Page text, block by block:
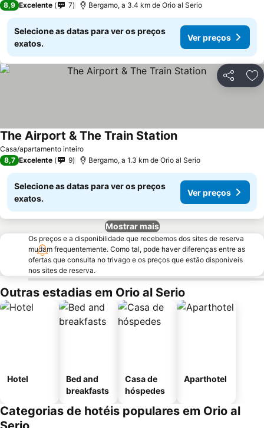
8,9 Excelente 7 Bergamo, a 3.4 km de Orio al Serio
Selecione as datas para ver os preços
exatos.
Ver preços
Partilhar
Casa/apartamento inteiro
The Airport & The Train Station
8,7 Excelente 9 Bergamo, a 1.3 km de Orio al Serio
Selecione as datas para ver os preços
exatos.
Ver preços
Mostrar mais
Os preços e a disponibilidade que recebemos dos sites de reserva
mudam frequentemente. Como tal, pode haver diferenças entre as
ofertas que consulta no trivago e os preços que estão disponíveis
nos sites de reserva.
Outras estadias em Orio al Serio
Hotel
Bed and
breakfasts
Casa de
hóspedes
Aparthotel
Categorias de hotéis populares em Orio al